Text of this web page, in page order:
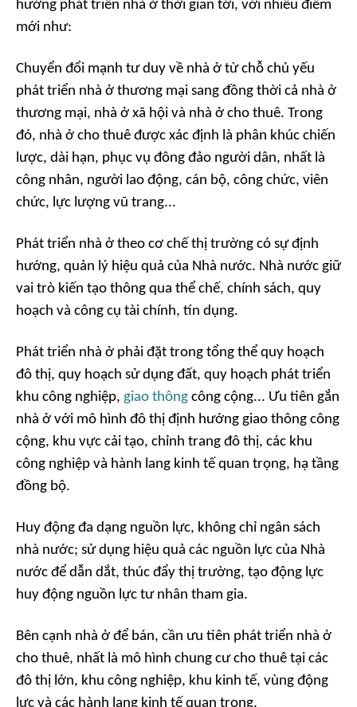
hướng phát triển nhà ở thời gian tới, với nhiều điểm
mới như:
Chuyển đổi mạnh tư duy về nhà ở từ chỗ chủ yếu
phát triển nhà ở thương mại sang đồng thời cả nhà ở
thương mại, nhà ở xã hội và nhà ở cho thuê. Trong
đó, nhà ở cho thuê được xác định là phân khúc chiến
lược, dài hạn, phục vụ đông đảo người dân, nhất là
công nhân, người lao động, cán bộ, công chức, viên
chức, lực lượng vũ trang...
Phát triển nhà ở theo cơ chế thị trường có sự định
hướng, quản lý hiệu quả của Nhà nước. Nhà nước giữ
vai trò kiến tạo thông qua thể chế, chính sách, quy
hoạch và công cụ tài chính, tín dụng.
Phát triển nhà ở phải đặt trong tổng thể quy hoạch
đô thị, quy hoạch sử dụng đất, quy hoạch phát triển
khu công nghiệp, giao thông công cộng... Ưu tiên gắn
nhà ở với mô hình đô thị định hướng giao thông công
cộng, khu vực cải tạo, chỉnh trang đô thị, các khu
công nghiệp và hành lang kinh tế quan trọng, hạ tầng
đồng bộ.
Huy động đa dạng nguồn lực, không chỉ ngân sách
nhà nước; sử dụng hiệu quả các nguồn lực của Nhà
nước để dẫn dắt, thúc đẩy thị trường, tạo động lực
huy động nguồn lực tư nhân tham gia.
Bên cạnh nhà ở để bán, cần ưu tiên phát triển nhà ở
cho thuê, nhất là mô hình chung cư cho thuê tại các
đô thị lớn, khu công nghiệp, khu kinh tế, vùng động
lực và các hành lang kinh tế quan trọng.